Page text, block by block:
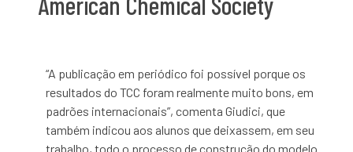
“A publicação em periódico foi possível porque os
resultados do TCC foram realmentemuito bons, em
padrões internacionais”, comenta Giudici, que
também indicou aos alunos que deixassem, em seu
trabalho, todo o processo de construção do modelo